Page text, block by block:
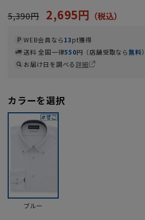
5,390円 2,695円
WEB会員なら13pt獲得
送料 全国一律550円（店舗受取なら無料）
お届け日を調べる詳細
カラーを選択
ブルー